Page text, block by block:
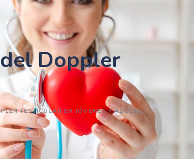
Doppler
TESTICULAR EN JÓVENES Y ADULTOS